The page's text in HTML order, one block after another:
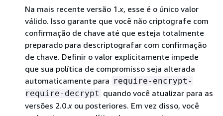
Na mais recente versão 1.x, esse é o único valor
válido. Isso garante que você não criptografe com
confirmação de chave até que esteja totalmente
preparado para descriptografar com confirmação
de chave. Definir o valor explicitamente impede
que sua política de compromisso seja alterada
automaticamente para require-encrypt-
require-decrypt quando você atualizar para as
versões 2.0.x ou posteriores. Em vez disso, você